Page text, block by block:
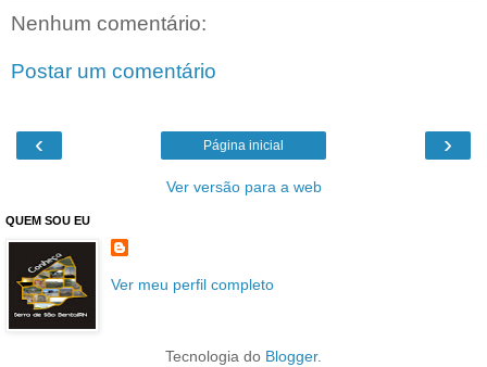
Nenhum comentário:
Postar um comentário
‹ ›
Página inicial
Ver versão para a web
QUEM SOU EU
Ver meu perfil completo
Tecnologia do Blogger.